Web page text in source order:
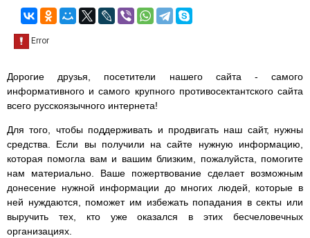
Дорогие друзья, посетители нашего сайта - самого
информативного и самого крупного противосектантского сайта
всего русскоязычного интернета!
Для того, чтобы поддерживать и продвигать наш сайт, нужны
средства. Если вы получили на сайте нужную информацию,
которая помогла вам и вашим близким, пожалуйста, помогите
нам материально. Ваше пожертвование сделает возможным
донесение нужной информации до многих людей, которые в
ней нуждаются, поможет им избежать попадания в секты или
выручить тех, кто уже оказался в этих бесчеловечных
организациях.